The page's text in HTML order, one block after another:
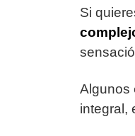
Si
Algunos
integral,